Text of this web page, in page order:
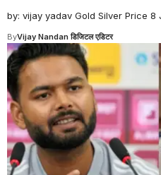
by: vijay yadav Gold Silver Price 8
ByVijay Nandan डिजिटल एडिटर